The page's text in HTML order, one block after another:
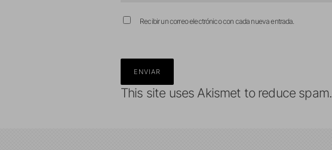
Recibir un correo electrónico con cada nueva entrada.
This site uses Akismet to reduce spam.